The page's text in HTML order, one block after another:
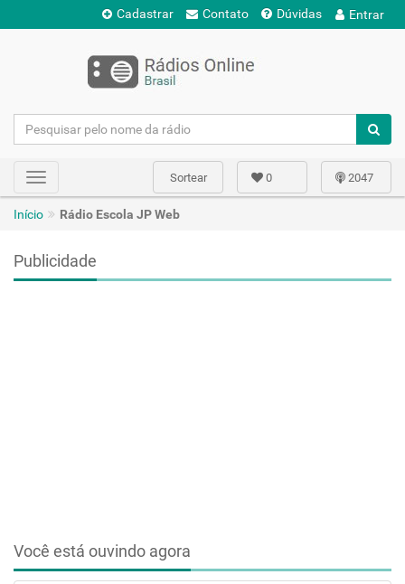
Cadastrar Contato Dúvidas Entrar
Toggle
navigation
2047
0
Sortear
Início Rádio Escola JP Web
Publicidade
Você está ouvindo agora